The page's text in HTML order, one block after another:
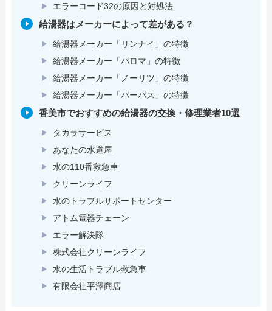
エラーコード32の原因と対処法
給湯器はメーカーによって差がある？
給湯器メーカー「リンナイ」の特徴
給湯器メーカー「パロマ」の特徴
給湯器メーカー「ノーリツ」の特徴
給湯器メーカー「パーパス」の特徴
香美市でおすすめの給湯器の交換・修理業者10選
タカラサービス
あなたの水道屋
水の110番救急車
クリーンライフ
水のトラブルサポートセンター
アトム電器チェーン
エラー解決隊
株式会社クリーンライフ
水の生活トラブル救急車
有限会社平澤商店